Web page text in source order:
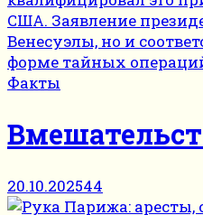
Факты
20.10.202544